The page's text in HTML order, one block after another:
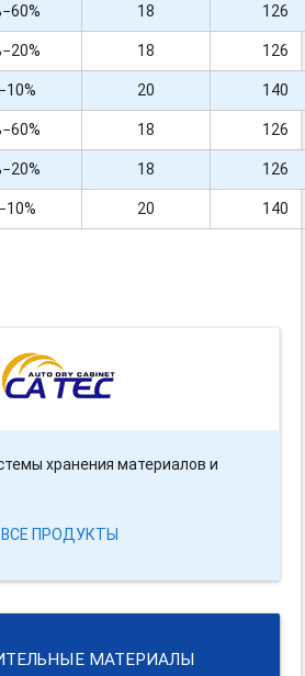
18
126
18
126
20
140
18
126
18
126
20 140
хранения материалов и
ВСЕ ПРОДУКТЫ
МАТЕРИАЛЫ